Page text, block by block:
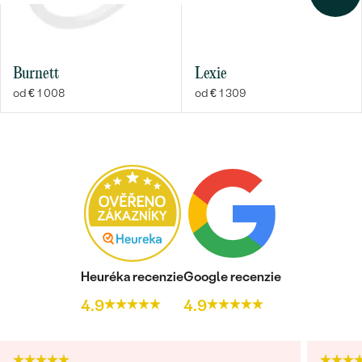
Burnett
od € 1 008
Lexie
od € 1 309
Heuréka recenzie
4.9
Google recenzie
4.9